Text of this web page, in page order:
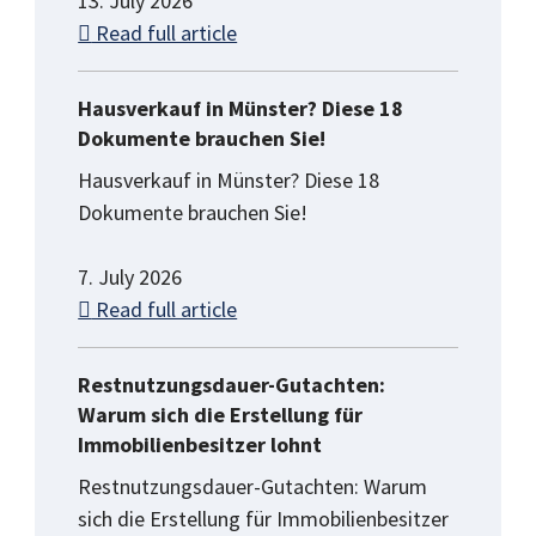
Read full article
Hausverkauf in Münster? Diese 18
Dokumente brauchen Sie!
Hausverkauf in Münster? Diese 18
Dokumente brauchen Sie!
7. July 2026
Read full article
Restnutzungsdauer-Gutachten:
Warum sich die Erstellung für
Immobilienbesitzer lohnt
Restnutzungsdauer-Gutachten: Warum
sich die Erstellung für Immobilienbesitzer